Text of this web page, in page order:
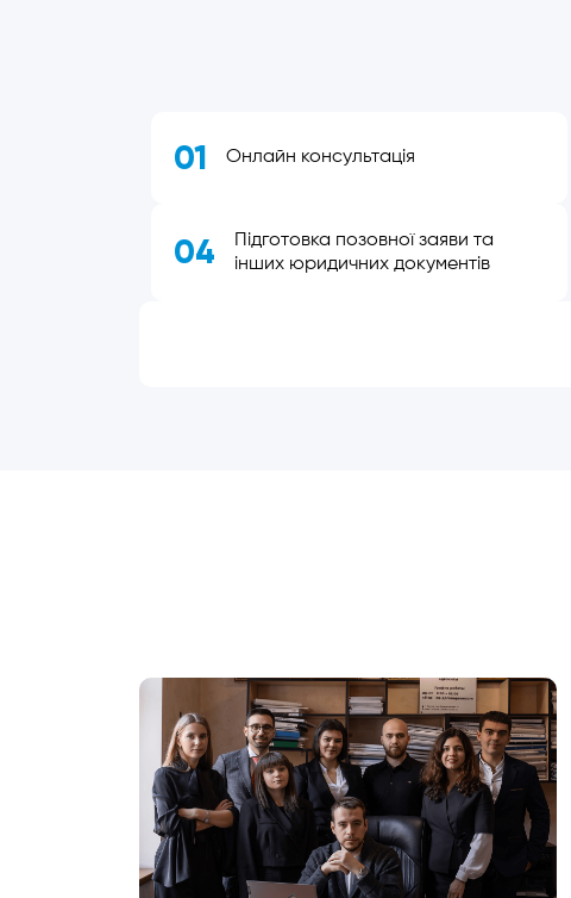
01 Онлайн консультація
04
Підготовка позовної заяви та
інших юридичних документів